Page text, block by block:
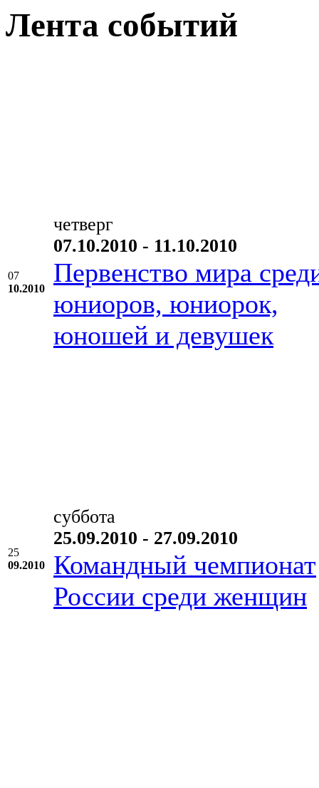
Лента событий
07
10.2010
четверг
07.10.2010 - 11.10.2010
Первенство мира
юниоров, юниорок,
юношей и девушек
25
09.2010
суббота
25.09.2010 - 27.09.2010
Командный чемпионат
России среди женщин